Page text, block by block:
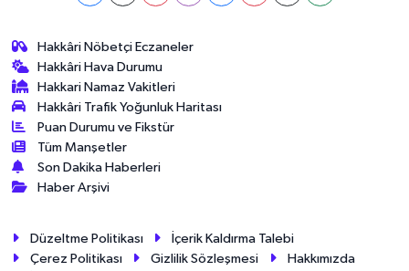
Hakkâri Nöbetçi Eczaneler
Hakkâri Hava Durumu
Hakkari Namaz Vakitleri
Hakkâri Trafik Yoğunluk Haritası
Puan Durumu ve Fikstür
Tüm Manşetler
Son Dakika Haberleri
Haber Arşivi
Düzeltme Politikası
İçerik Kaldırma Talebi
Çerez Politikası
Gizlilik Sözleşmesi
Hakkımızda